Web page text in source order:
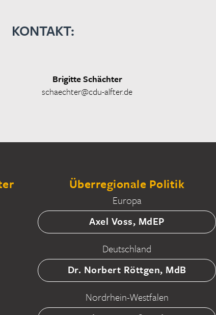
KONTAKT:
Brigitte Schächter
schaechter@cdu-alfter.de
Überregionale Politik
Europa
Axel Voss, MdEP
Deutschland
Dr. Norbert Röttgen, MdB
Nordrhein-Westfalen